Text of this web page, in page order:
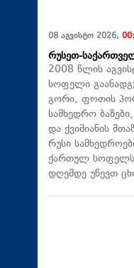
08 აგვისტო 2026,
რუსეთ-
2008 წლის
სოფელი
გორი, ფოთის
სამხედრო
და ქვიშიანის
რუსი
ქართულ სოფელს
დღემდე უწევთ